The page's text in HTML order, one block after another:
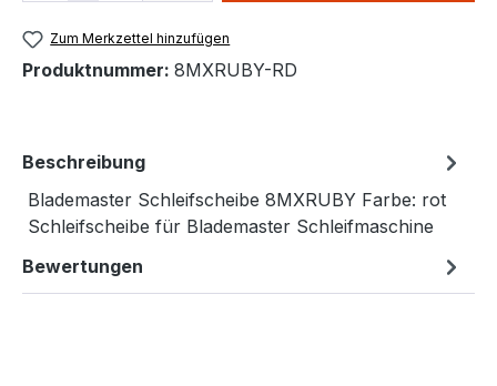
Zum Merkzettel hinzufügen
Produktnummer: 8MXRUBY-RD
Beschreibung
Blademaster Schleifscheibe 8MXRUBY Farbe: rot
Schleifscheibe für Blademaster Schleifmaschine
Bewertungen